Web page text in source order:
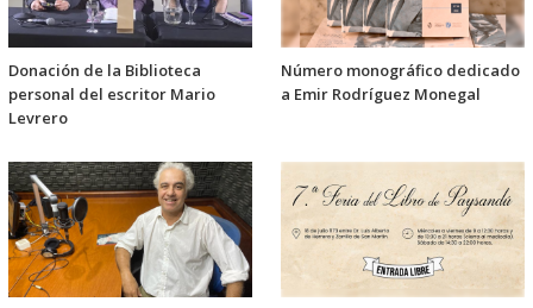
Donación de la Biblioteca
personal del escritor Mario
Levrero
Número monográfico dedicado
a Emir Rodríguez Monegal